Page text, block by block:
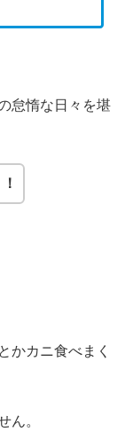
怠惰な日々を堪
かカニ食べまく
ん。